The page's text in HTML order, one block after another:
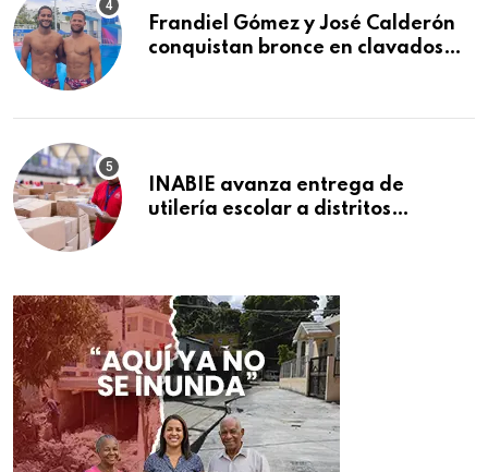
Frandiel Gómez y José Calderón
conquistan bronce en clavados
INABIE avanza entrega de
utilería escolar a distritos